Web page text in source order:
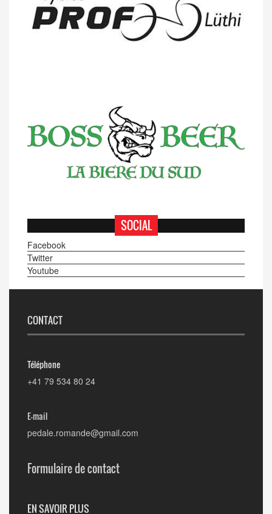
SOCIAL
Facebook
Twitter
Youtube
CONTACT
Téléphone
+41 79 534 80 24
E-mail
pedale.romande@gmail.com
Formulaire de contact
EN SAVOIR PLUS